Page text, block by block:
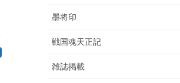
墨将印
戦国魂天正記
雑誌掲載